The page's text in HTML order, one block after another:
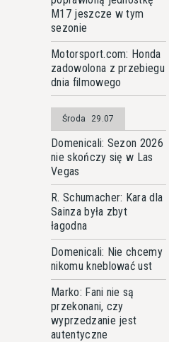
M17 jeszcze w tym
sezonie
Motorsport.com: Honda
zadowolona z przebiegu
dnia filmowego
Środa 29.07
Domenicali: Sezon 2026
nie skończy się w Las
Vegas
R. Schumacher: Kara dla
Sainza była zbyt
łagodna
Domenicali: Nie chcemy
nikomu kneblować ust
Marko: Fani nie są
przekonani, czy
wyprzedzanie jest
autentyczne